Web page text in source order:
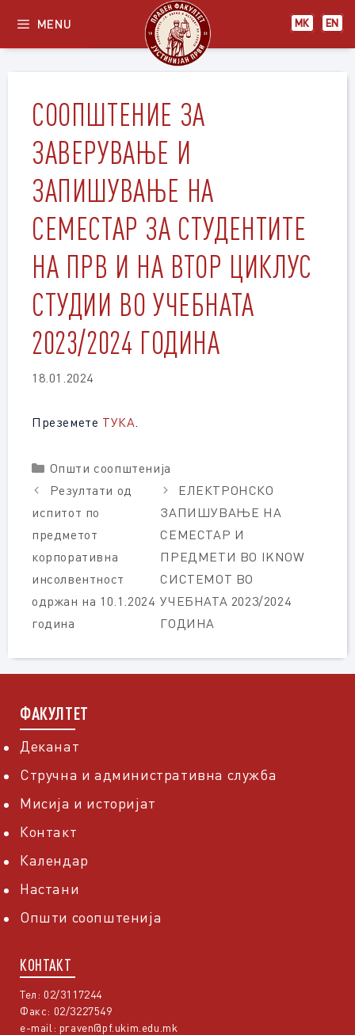
content
МК EN
MENU
СООПШТЕНИЕ ЗА
ЗАВЕРУВАЊЕ И
ЗАПИШУВАЊЕ НА
СЕМЕСТАР ЗА СТУДЕНТИТЕ
НА ПРВ И НА ВТОР ЦИКЛУС
СТУДИИ ВО УЧЕБНАТА
2023/2024 ГОДИНА
18.01.2024
Преземете ТУКА.
Categories
Општи соопштенија
Резултати од
испитот по
предметот
корпоративна
инсолвентност
одржан на 10.1.2024
година
ЕЛЕКТРОНСКО
ЗАПИШУВАЊЕ НА
СЕМЕСТАР И
ПРЕДМЕТИ ВО IKNOW
СИСТЕМОТ ВО
УЧЕБНАТА 2023/2024
ГОДИНА
ФАКУЛТЕТ
Деканат
Стручна и административна служба
Мисија и историјат
Контакт
Календар
Настани
Општи соопштенија
КОНТАКТ
Тел: 02/3117244
Факс: 02/3227549
e-mail: praven@pf.ukim.edu.mk